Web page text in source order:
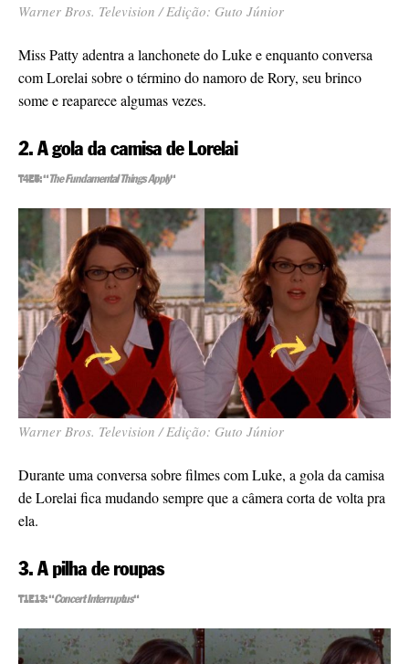
Warner Bros. Television / Edição: Guto Júnior
Miss Patty adentra a lanchonete do Luke e enquanto conversa
com Lorelai sobre o término do namoro de Rory, seu brinco
some e reaparece algumas vezes.
2. A gola da camisa de Lorelai
T4E5: “The Fundamental Things Apply“
Warner Bros. Television / Edição: Guto Júnior
Durante uma conversa sobre filmes com Luke, a gola da camisa
de Lorelai fica mudando sempre que a câmera corta de volta pra
ela.
3. A pilha de roupas
T1E13: “Concert Interruptus“